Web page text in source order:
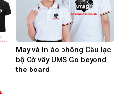
May và In áo phông Câu lạc
bộ Cờ vây UMS Go beyond
the board